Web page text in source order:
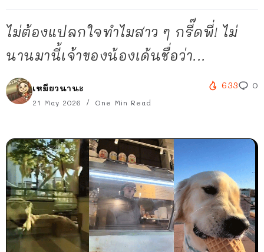
ไม่ต้องแปลกใจทำไมสาว ๆ กรี๊ดพี่! ไม่
นานมานี้เจ้าของน้องเด้นชื่อว่า...
เหมียวนานะ
21 May 2026 One Min Read
633 0